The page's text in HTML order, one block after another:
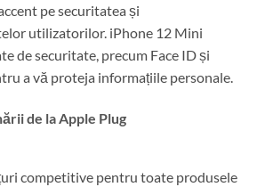
pe securitatea și
utilizatorilor. iPhone 12 Mini
de securitate, precum Face ID și
a vă proteja informațiile personale.
de la Apple Plug
competitive pentru toate produsele